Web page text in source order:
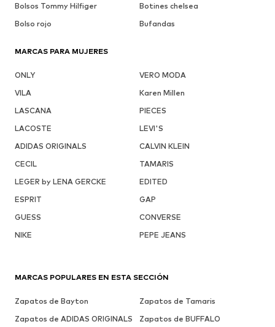
Bolsos Tommy Hilfiger
Botines chelsea
Bolso rojo
Bufandas
MARCAS PARA MUJERES
ONLY
VERO MODA
VILA
Karen Millen
LASCANA
PIECES
LACOSTE
LEVI'S
ADIDAS ORIGINALS
CALVIN KLEIN
CECIL
TAMARIS
LEGER by LENA GERCKE
EDITED
ESPRIT
GAP
GUESS
CONVERSE
NIKE
PEPE JEANS
MARCAS POPULARES EN ESTA SECCIÓN
Zapatos de Bayton
Zapatos de Tamaris
Zapatos de ADIDAS ORIGINALS
Zapatos de BUFFALO